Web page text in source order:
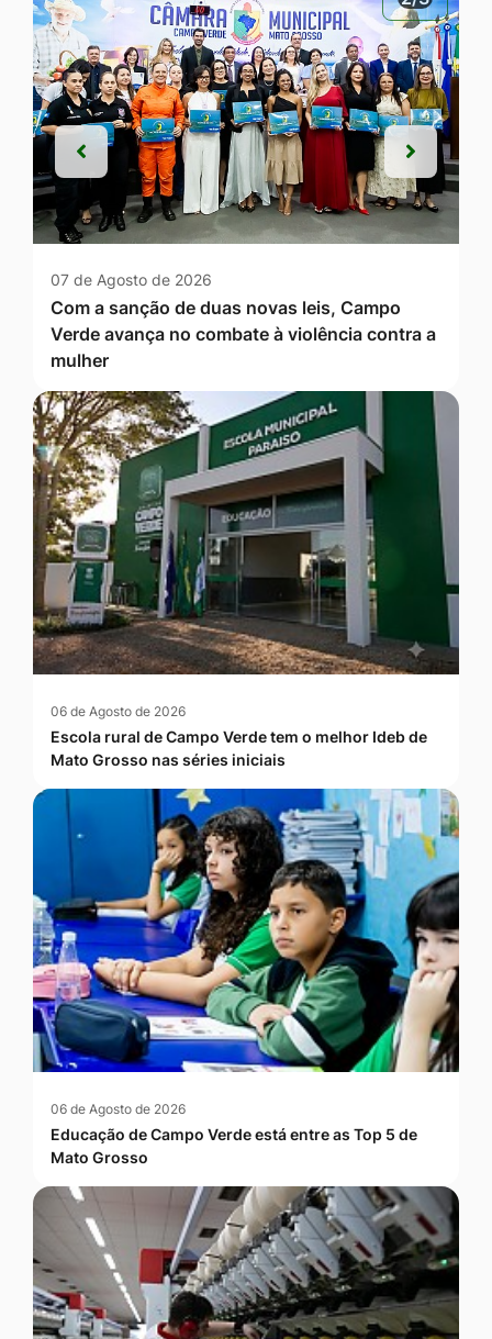
07 de Agosto de 2026
Com a sanção de duas novas leis, Campo
Verde avança no combate à violência contra a
mulher
Anterior
Anterior Próxima
06 de Agosto de 2026
Escola rural de Campo Verde tem o melhor Ideb de
Mato Grosso nas séries iniciais
06 de Agosto de 2026
Educação de Campo Verde está entre as Top 5 de
Mato Grosso